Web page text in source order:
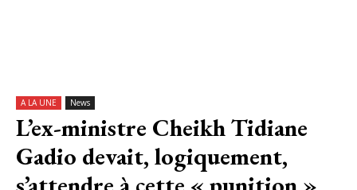
A LA UNE News
L’ex-ministre Cheikh Tidiane
Gadio devait, logiquement,